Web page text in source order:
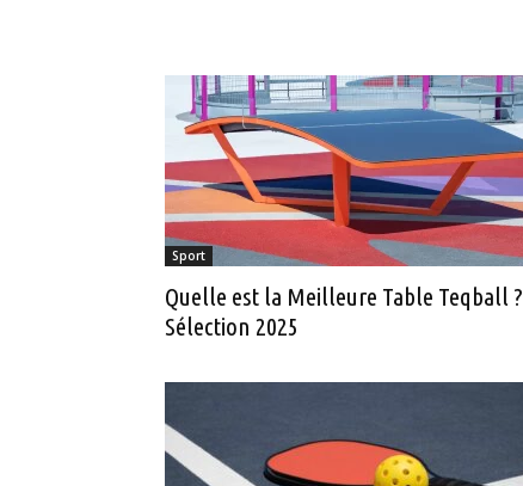
Sport
Quelle est la Meilleure Table Teqball ?
Sélection 2025